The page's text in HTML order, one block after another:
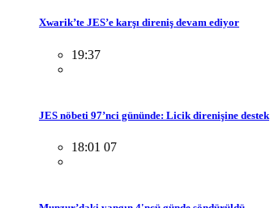
Xwarik’te JES’e karşı direniş devam ediyor
19:37
JES nöbeti 97’nci gününde: Licik direnişine destek
18:01 07